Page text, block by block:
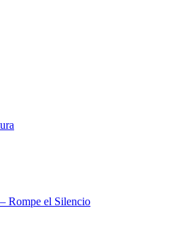
Rompe el Silencio